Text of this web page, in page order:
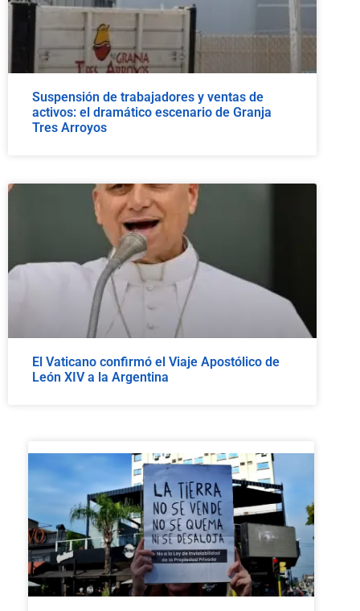
Suspensión de trabajadores y ventas de
activos: el dramático escenario de Granja
Tres Arroyos
El Vaticano confirmó el Viaje Apostólico de
León XIV a la Argentina